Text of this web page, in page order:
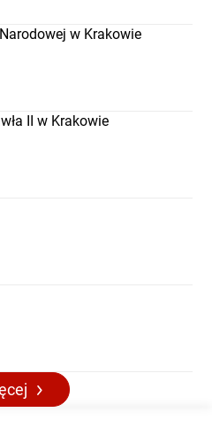
w Krakowie
II w Krakowie